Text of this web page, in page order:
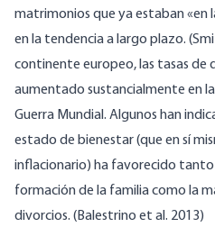
matrimonios que ya estaban «en
en la tendencia a largo plazo.
continente europeo, las tasas de
aumentado sustancialmente en
Guerra Mundial. Algunos han
estado de bienestar (que en sí
inflacionario) ha favorecido tanto
formación de la familia como la
divorcios. (Balestrino et al. 2013)